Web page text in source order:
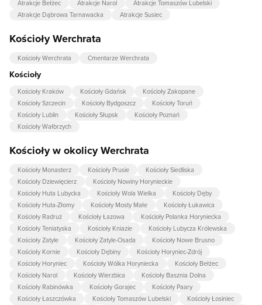
Atrakcje Bełżec Atrakcje Narol
Atrakcje Tomaszów Lubelski
Atrakcje Dąbrowa Tarnawacka
Atrakcje Susiec
Kościoły Werchrata
Kościoły Werchrata Cmentarze Werchrata
Kościoły
Kościoły Kraków Kościoły Gdańsk
Kościoły Zakopane
Kościoły Szczecin
Kościoły Bydgoszcz
Kościoły Toruń
Kościoły Lublin
Kościoły Słupsk
Kościoły Poznań
Kościoły Wałbrzych
Kościoły w okolicy Werchrata
Kościoły Monasterz Kościoły Prusie
Kościoły Siedliska
Kościoły Dziewięcierz
Kościoły Nowiny Horynieckie
Kościoły Huta Lubycka
Kościoły Wola Wielka
Kościoły Dęby
Kościoły Huta-Złomy
Kościoły Mosty Małe
Kościoły Łukawica
Kościoły Radruż
Kościoły Łazowa
Kościoły Polanka Horyniecka
Kościoły Teniatyska
Kościoły Kniazie
Kościoły Lubycza Królewska
Kościoły Zatyle
Kościoły Zatyle-Osada
Kościoły Nowe Brusno
Kościoły Kornie
Kościoły Dębiny
Kościoły Horyniec-Zdrój
Kościoły Horyniec
Kościoły Wólka Horyniecka
Kościoły Bełżec
Kościoły Narol
Kościoły Wierzbica
Kościoły Basznia Dolna
Kościoły Rabinówka
Kościoły Gorajec
Kościoły Paary
Kościoły Łaszczówka
Kościoły Tomaszów Lubelski
Kościoły Łosiniec